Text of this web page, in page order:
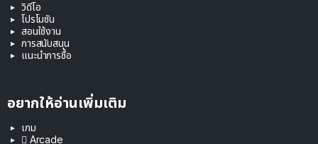
วิดีโอ
โปรโมชัน
สอนใช้งาน
การสนับสนุน
แนะนำการซื้อ
อยากให้อ่านเพิ่มเติม
เกม
 Arcade